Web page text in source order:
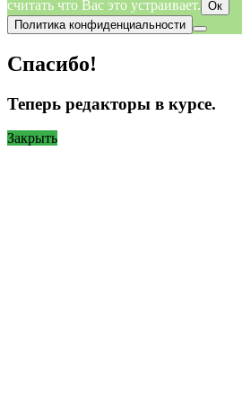
считать что Вас это устраивает. Ок
Политика конфиденциальности
Спасибо!
Теперь редакторы в курсе.
Закрыть